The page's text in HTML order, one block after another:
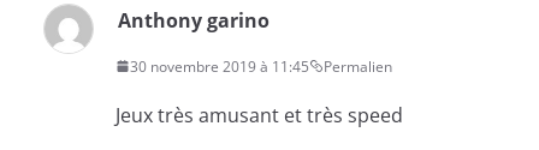
Anthony garino
30 novembre 2019 à 11:45 Permalien
Jeux très amusant et très speed